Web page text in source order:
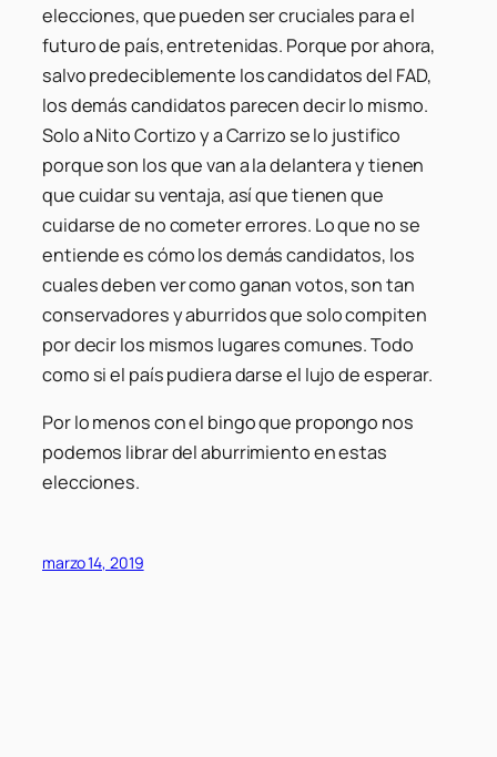
elecciones, que pueden ser cruciales para el
futuro de país, entretenidas. Porque por ahora,
salvo predeciblemente los candidatos del FAD,
los demás candidatos parecen decir lo mismo.
Solo a Nito Cortizo y a Carrizo se lo justifico
porque son los que van a la delantera y tienen
que cuidar su ventaja, así que tienen que
cuidarse de no cometer errores. Lo que no se
entiende es cómo los demás candidatos, los
cuales deben ver como ganan votos, son tan
conservadores y aburridos que solo compiten
por decir los mismos lugares comunes. Todo
como si el país pudiera darse el lujo de esperar.
Por lo menos con el bingo que propongo nos
podemos librar del aburrimiento en estas
elecciones.
marzo 14, 2019